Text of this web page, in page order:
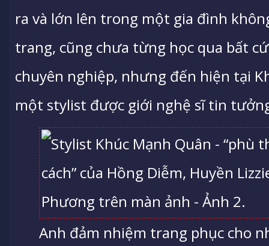
ra và lớn lên trong một gia đình
trang, cũng chưa từng học qua bất
chuyên nghiệp, nhưng đến hiện tại
một stylist được giới nghệ sĩ tin
Anh đảm nhiệm trang phục cho